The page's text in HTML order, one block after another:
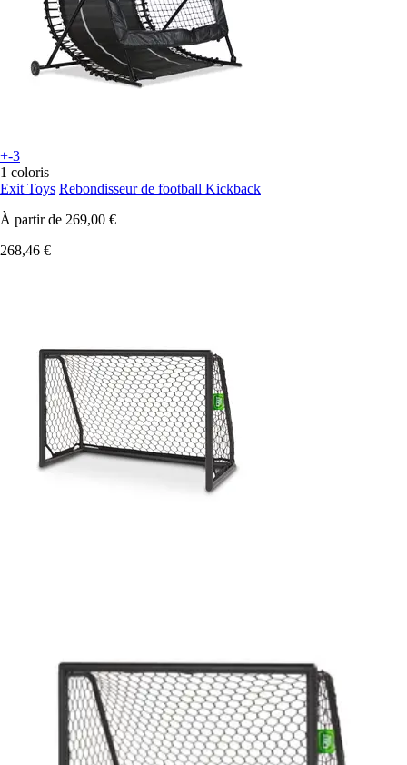
+-3
1 coloris
Exit Toys Rebondisseur de football Kickback
À partir de 269,00 €
268,46 €